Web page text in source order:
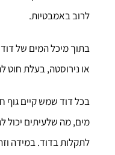
לרוב באמבטיות.
בתוך מיכל המים של
או נירוסטה, בעלת חוט
בכל דוד שמש קיים גוף
מים, מה שלעיתים יכול
לתקלות בדוד. במידה